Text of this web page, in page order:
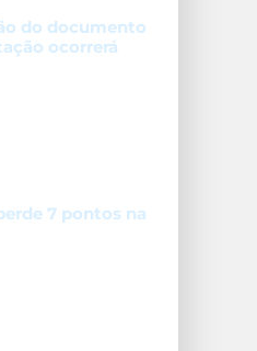
do documento
ocorrerá
7 pontos na